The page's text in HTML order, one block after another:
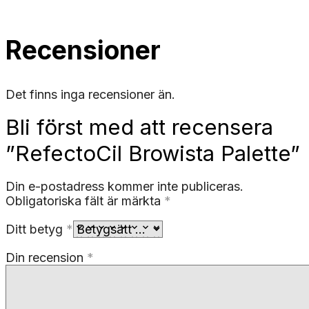
Recensioner
Det finns inga recensioner än.
Bli först med att recensera
”RefectoCil Browista Palette”
Din e-postadress kommer inte publiceras.
Obligatoriska fält är märkta *
Ditt betyg *
Din recension *